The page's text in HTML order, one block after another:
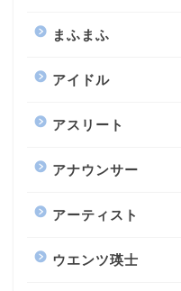
まふまふ
アイドル
アスリート
アナウンサー
アーティスト
ウエンツ瑛士